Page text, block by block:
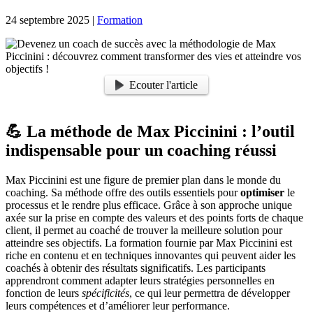
24 septembre 2025 | Formation
Ecouter l'article
💪 La méthode de Max Piccinini : l’outil
indispensable pour un coaching réussi
Max Piccinini est une figure de premier plan dans le monde du
coaching. Sa méthode offre des outils essentiels pouroptimiser le
processus et le rendre plus efficace. Grâce à son approche unique
axée sur la prise en compte des valeurs et des points forts de chaque
client, il permet au coaché de trouver la meilleure solution pour
atteindre ses objectifs. La formation fournie par Max Piccinini est
riche en contenu et en techniques innovantes qui peuvent aider les
coachés à obtenir des résultats significatifs. Les participants
apprendront comment adapter leurs stratégies personnelles en
fonction de leurs spécificités, ce qui leur permettra de développer
leurs compétences et d’améliorer leur performance.